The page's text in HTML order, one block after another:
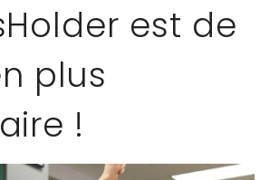
est de
plus
!